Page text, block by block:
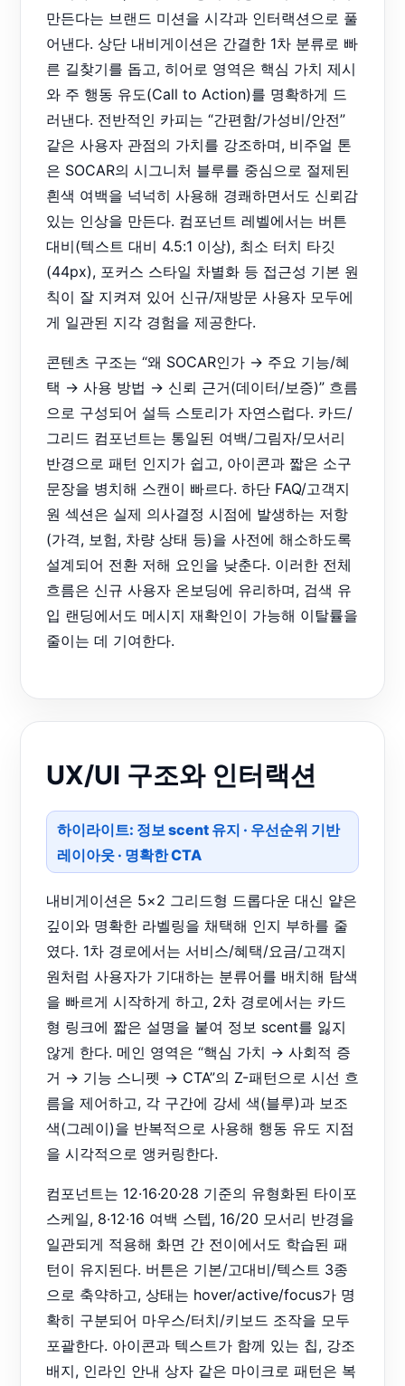
만든다는 브랜드 미션을 시각과 인터랙션으로 풀
어낸다. 상단 내비게이션은 간결한 1차 분류로 빠
른 길찾기를 돕고, 히어로 영역은 핵심 가치 제시
와 주 행동 유도(Call to Action)를 명확하게 드
러낸다. 전반적인 카피는 “간편함/가성비/안전”
같은 사용자 관점의 가치를 강조하며, 비주얼 톤
은 SOCAR의 시그니처 블루를 중심으로 절제된
흰색 여백을 넉넉히 사용해 경쾌하면서도 신뢰감
있는 인상을 만든다. 컴포넌트 레벨에서는 버튼
대비(텍스트 대비 4.5:1 이상), 최소 터치 타깃
(44px), 포커스 스타일 차별화 등 접근성 기본 원
칙이 잘 지켜져 있어 신규/재방문 사용자 모두에
게 일관된 지각 경험을 제공한다.
콘텐츠 구조는 “왜 SOCAR인가 → 주요 기능/혜
택 → 사용 방법 → 신뢰 근거(데이터/보증)” 흐름
으로 구성되어 설득 스토리가 자연스럽다. 카드/
그리드 컴포넌트는 통일된 여백/그림자/모서리
반경으로 패턴 인지가 쉽고, 아이콘과 짧은 소구
문장을 병치해 스캔이 빠르다. 하단 FAQ/고객지
원 섹션은 실제 의사결정 시점에 발생하는 저항
(가격, 보험, 차량 상태 등)을 사전에 해소하도록
설계되어 전환 저해 요인을 낮춘다. 이러한 전체
흐름은 신규 사용자 온보딩에 유리하며, 검색 유
입 랜딩에서도 메시지 재확인이 가능해 이탈률을
줄이는 데 기여한다.
UX/UI 구조와 인터랙션
하이라이트: 정보 scent 유지 · 우선순위 기반
레이아웃 · 명확한 CTA
내비게이션은 5×2 그리드형 드롭다운 대신 얕은
깊이와 명확한 라벨링을 채택해 인지 부하를 줄
였다. 1차 경로에서는 서비스/혜택/요금/고객지
원처럼 사용자가 기대하는 분류어를 배치해 탐색
을 빠르게 시작하게 하고, 2차 경로에서는 카드
형 링크에 짧은 설명을 붙여 정보 scent를 잃지
않게 한다. 메인 영역은 “핵심 가치 → 사회적 증
거 → 기능 스니펫 → CTA”의 Z-패턴으로 시선 흐
름을 제어하고, 각 구간에 강세 색(블루)과 보조
색(그레이)을 반복적으로 사용해 행동 유도 지점
을 시각적으로 앵커링한다.
컴포넌트는 12·16·20·28 기준의 유형화된 타이포
스케일, 8·12·16 여백 스텝, 16/20 모서리 반경을
일관되게 적용해 화면 간 전이에서도 학습된 패
턴이 유지된다. 버튼은 기본/고대비/텍스트 3종
으로 축약하고, 상태는 hover/active/focus가 명
확히 구분되어 마우스/터치/키보드 조작을 모두
포괄한다. 아이콘과 텍스트가 함께 있는 칩, 강조
배지, 인라인 안내 상자 같은 마이크로 패턴은 복